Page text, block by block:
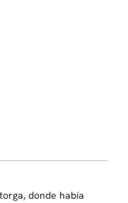
donde había